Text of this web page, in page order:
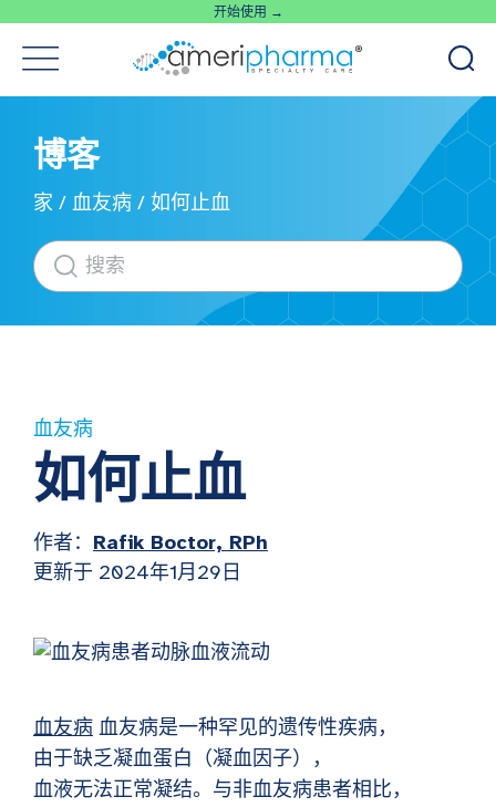
开始使用 →
博客
家 / 血友病 / 如何止血
血友病
如何止血
作者： Rafik Boctor, RPh
更新于 2024年1月29日
血友病 血友病是一种罕见的遗传性疾病，
由于缺乏凝血蛋白（凝血因子），
血液无法正常凝结。与非血友病患者相比，